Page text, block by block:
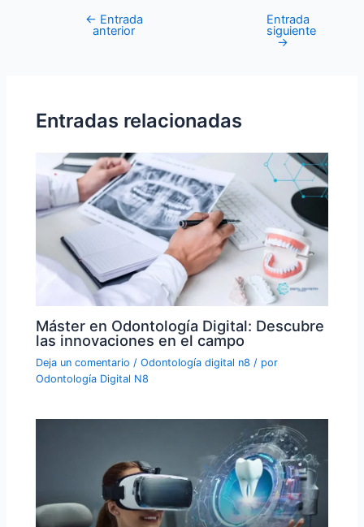
← Entrada
anterior
Entrada
siguiente
→
Entradas relacionadas
Máster en Odontología Digital: Descubre
las innovaciones en el campo
Deja un comentario /Odontología digital n8 / por
Odontología Digital N8